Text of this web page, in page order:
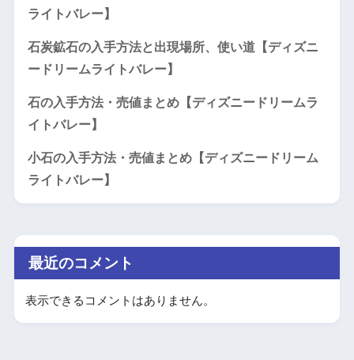
ライトバレー】
石炭鉱石の入手方法と出現場所、使い道【ディズニ
ードリームライトバレー】
石の入手方法・売値まとめ【ディズニードリームラ
イトバレー】
小石の入手方法・売値まとめ【ディズニードリーム
ライトバレー】
最近のコメント
表示できるコメントはありません。